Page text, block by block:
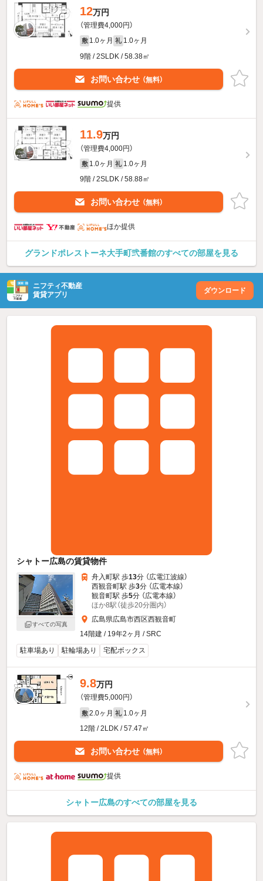
12万円
（管理費4,000円）
敷 1.0ヶ月 礼 1.0ヶ月
9階 / 2SLDK / 58.38㎡
お問い合わせ （無料）
提供
11.9万円
（管理費4,000円）
敷 1.0ヶ月 礼 1.0ヶ月
9階 / 2SLDK / 58.88㎡
お問い合わせ （無料）
ほか提供
グランドポレストーネ大手町弐番館のすべての部屋を見る
ニフティ不動産
賃貸アプリ
ダウンロード
シャトー広島の賃貸物件
すべての写真
舟入町駅 歩13分 （広電江波線）
西観音町駅 歩3分 （広電本線）
観音町駅 歩5分 （広電本線）
ほか8駅（徒歩20分圏内）
広島県広島市西区西観音町
14階建 / 19年2ヶ月 / SRC
駐車場あり
駐輪場あり 宅配ボックス
9.8万円
（管理費5,000円）
敷 2.0ヶ月 礼 1.0ヶ月
12階 / 2LDK / 57.47㎡
お問い合わせ （無料）
提供
シャトー広島のすべての部屋を見る